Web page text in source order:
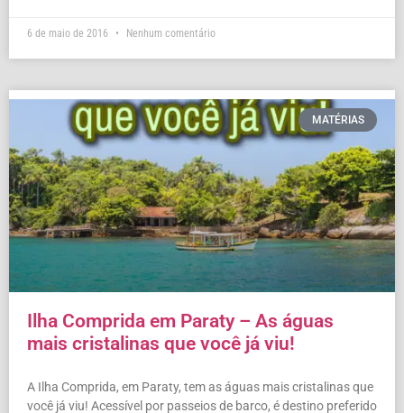
6 de maio de 2016 Nenhum comentário
MATÉRIAS
Ilha Comprida em Paraty – As águas
mais cristalinas que você já viu!
A Ilha Comprida, em Paraty, tem as águas mais cristalinas que
você já viu! Acessível por passeios de barco, é destino preferido